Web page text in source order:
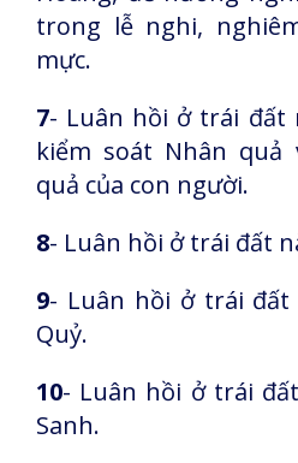
trong lễ nghi,
mực.
7- Luân hồi ở trái đất
kiểm soát Nhân
quả của con người.
8- Luân hồi ở trái đất
9- Luân hồi ở trái đất
Quỷ.
10- Luân hồi ở trái
Sanh.